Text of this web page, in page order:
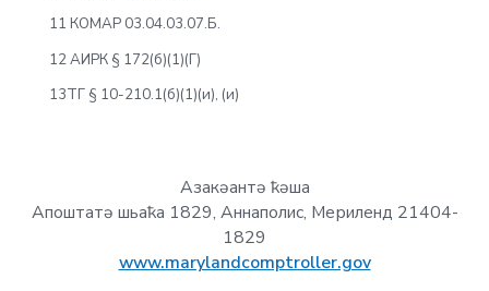
11 КОМАР 03.04.03.07.Б.
12 АИРК § 172(б)(1)(Г)
13ТГ § 10-210.1(б)(1)(и), (и)
Азакәантә ҟәша
Апоштатә шьаҟа 1829, Аннаполис, Мериленд 21404-
1829
www.marylandcomptroller.gov